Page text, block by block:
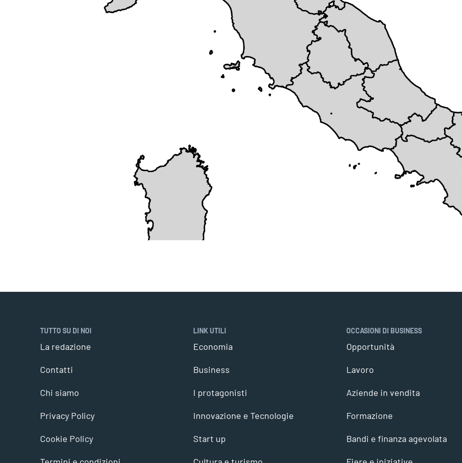
TUTTO SU DI NOI
La redazione
Contatti
Chi siamo
Privacy Policy
Cookie Policy
LINK UTILI
Economia
Business
I protagonisti
Innovazione e Tecnologie
Start up
OCCASIONI DI BUSINESS
Opportunità
Lavoro
Aziende in vendita
Formazione
Bandi e finanza agevolata